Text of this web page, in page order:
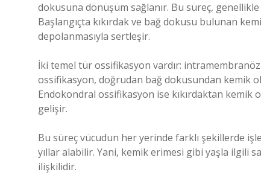
dokusuna dönüşüm sağlanır. Bu süreç,
Başlangıçta kıkırdak ve bağ dokusu bulunan
depolanmasıyla sertleşir.
İki temel tür ossifikasyon vardır:
ossifikasyon, doğrudan bağ dokusundan kemik
Endokondral ossifikasyon ise kıkırdaktan
gelişir.
Bu süreç vücudun her yerinde farklı şekillerde
yıllar alabilir. Yani, kemik erimesi gibi yaşla ilgili
ilişkilidir.